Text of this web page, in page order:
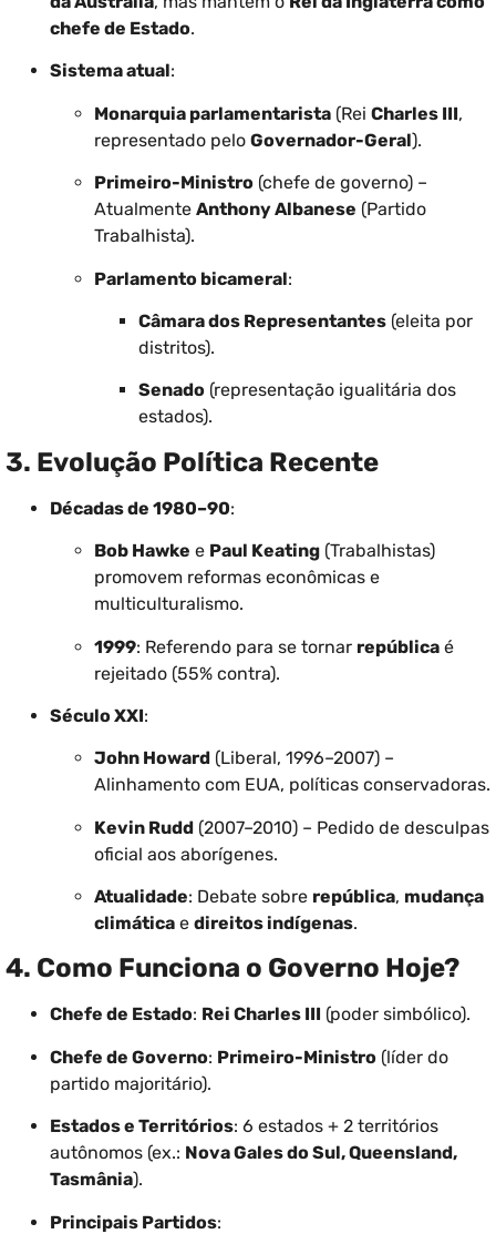
chefe de Estado.
Sistema atual:
Monarquia parlamentarista (Rei Charles III,
representado pelo Governador-Geral).
Primeiro-Ministro (chefe de governo) –
Atualmente Anthony Albanese (Partido
Trabalhista).
Parlamento bicameral:
Câmara dos Representantes (eleita por
distritos).
Senado (representação igualitária dos
estados).
3. Evolução Política Recente
Décadas de 1980–90:
Bob Hawke e Paul Keating (Trabalhistas)
promovem reformas econômicas e
multiculturalismo.
1999: Referendo para se tornar república é
rejeitado (55% contra).
Século XXI:
John Howard (Liberal, 1996–2007) –
Alinhamento com EUA, políticas conservadoras.
Kevin Rudd (2007–2010) – Pedido de desculpas
oficial aos aborígenes.
Atualidade: Debate sobre república, mudança
climática e direitos indígenas.
4. Como Funciona o Governo Hoje?
Chefe de Estado: Rei Charles III (poder simbólico).
Chefe de Governo: Primeiro-Ministro (líder do
partido majoritário).
Estados e Territórios: 6 estados + 2 territórios
autônomos (ex.: Nova Gales do Sul, Queensland,
Tasmânia).
Principais Partidos: